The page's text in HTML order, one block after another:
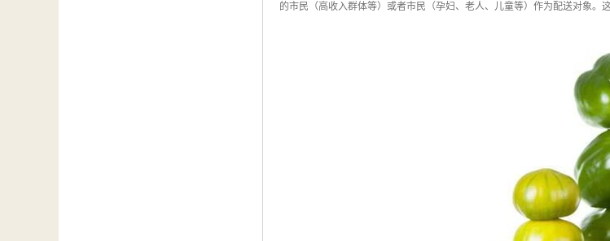
的市民（高收入群体等）或者市民（孕妇、老人、儿童等）作为配送对象。